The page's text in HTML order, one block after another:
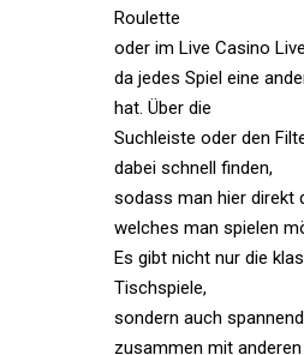
Roulette
oder im Live Casino
da jedes Spiel eine
hat. Über die
Suchleiste oder den
dabei schnell finden,
sodass man hier direkt
welches man spielen
Es gibt nicht nur die
Tischspiele,
sondern auch
zusammen mit